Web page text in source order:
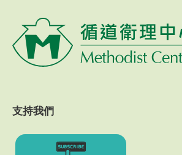
支持我們